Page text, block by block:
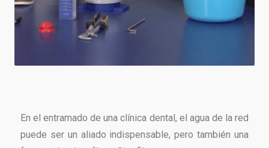
En el entramado de una clínica dental, el agua de la red
puede ser un aliado indispensable, pero también una